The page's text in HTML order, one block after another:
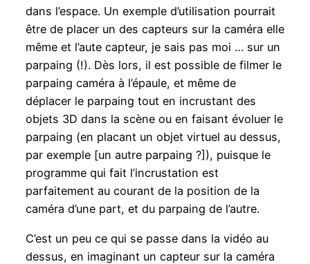
dans l’espace. Un exemple d’utilisation pourrait
être de placer un des capteurs sur la caméra elle
même et l’aute capteur, je sais pas moi … sur un
parpaing (!). Dès lors, il est possible de filmer le
parpaing caméra à l’épaule, et même de
déplacer le parpaing tout en incrustant des
objets 3D dans la scène ou en faisant évoluer le
parpaing (en placant un objet virtuel au dessus,
par exemple [un autre parpaing ?]), puisque le
programme qui fait l’incrustation est
parfaitement au courant de la position de la
caméra d’une part, et du parpaing de l’autre.
C’est un peu ce qui se passe dans la vidéo au
dessus, en imaginant un capteur sur la caméra